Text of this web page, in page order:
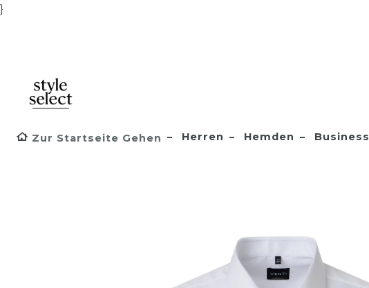
}
Zur Startseite Gehen Herren Hemden Business